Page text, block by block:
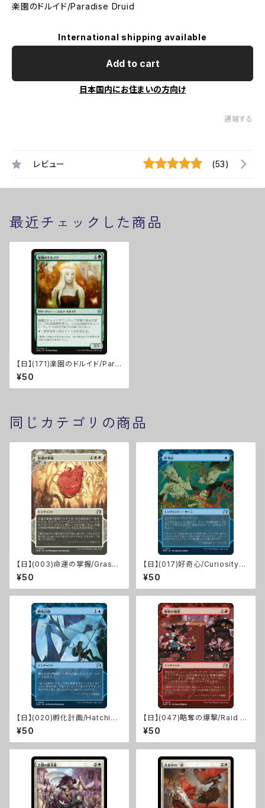
楽園のドルイド/Paradise Druid
International shipping available
Add to cart
日本国内にお住まいの方向け
通報する
レビュー (53)
最近チェックした商品
【日】(171)楽園のドルイド/Para
dise Druid [WAR]
¥50
同じカテゴリの商品
【日】(003)命運の掌握/Grasp
of Fate [WOT]
¥50
【日】(017)好奇心/Curiosity
[WOT]
¥50
【日】(020)孵化計画/Hatching
Plans [WOT]
¥50
【日】(047)略奪の爆撃/Raid B
ombardment [WOT]
¥50